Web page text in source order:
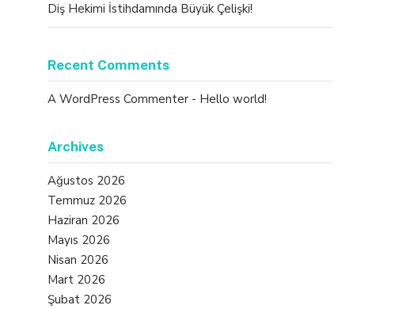
Diş Hekimi İstihdamında Büyük Çelişki!
Recent Comments
A WordPress Commenter - Hello world!
Archives
Ağustos 2026
Temmuz 2026
Haziran 2026
Mayıs 2026
Nisan 2026
Mart 2026
Şubat 2026